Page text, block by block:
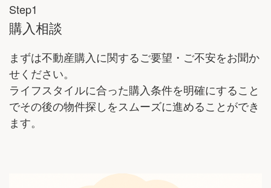
Step1
購入相談
まずは不動産購入に関するご要望・ご不安をお聞か
せください。
ライフスタイルに合った購入条件を明確にすること
でその後の物件探しをスムーズに進めることができ
ます。